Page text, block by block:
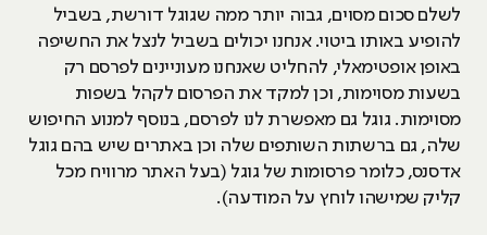
לשלם סכום מסוים, גבוה יותר ממה שגוגל דורשת, בשביל
להופיע באותו ביטוי. אנחנו יכולים בשביל לנצל את החשיפה
באופן אופטימאלי, להחליט שאנחנו מעוניינים לפרסם רק
בשעות מסוימות, וכן למקד את הפרסום לקהל בשפות
מסוימות. גוגל גם מאפשרת לנו לפרסם, בנוסף למנוע החיפוש
שלה, גם ברשתות השותפים שלה וכן באתרים שיש בהם גוגל
אדסנס, כלומר פרסומות של גוגל (בעל האתר מרוויח מכל
קליק שמישהו לוחץ על המודעה).